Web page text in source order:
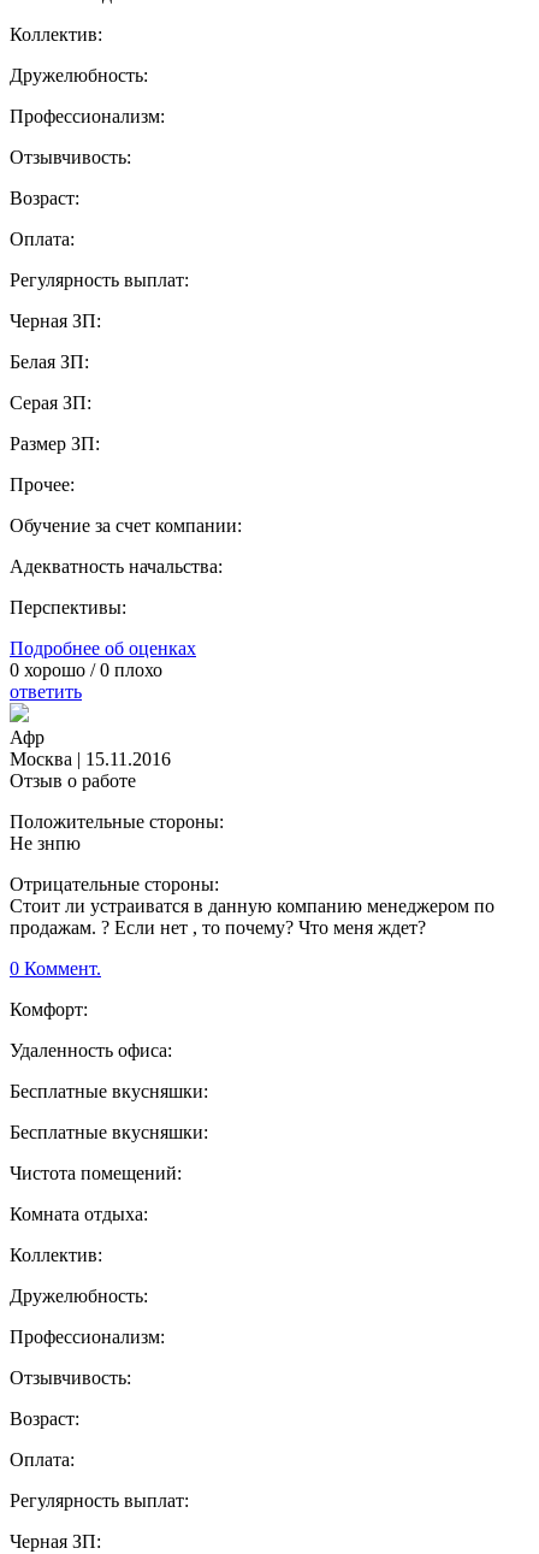
Коллектив:
Дружелюбность:
Профессионализм:
Отзывчивость:
Возраст:
Оплата:
Регулярность выплат:
Черная ЗП:
Белая ЗП:
Серая ЗП:
Размер ЗП:
Прочее:
Обучение за счет компании:
Адекватность начальства:
Перспективы:
Подробнее об оценках
0 хорошо /0 плохо
ответить
Афр
Москва | 15.11.2016
Отзыв о работе
Положительные стороны:
Не знпю
Отрицательные стороны:
Стоит ли устраиватся в данную компанию менеджером по
продажам. ? Если нет , то почему? Что меня ждет?
0 Коммент.
Комфорт:
Удаленность офиса:
Бесплатные вкусняшки:
Бесплатные вкусняшки:
Чистота помещений:
Комната отдыха:
Коллектив:
Дружелюбность:
Профессионализм:
Отзывчивость:
Возраст:
Оплата:
Регулярность выплат:
Черная ЗП: